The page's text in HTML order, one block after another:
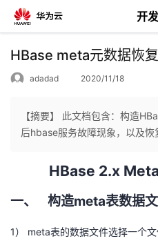
开
返
人
主
我
的
HBase meta元数据恢
adadad 2020/11/18
【摘要】 此文档包含：构造
后hbase服务故障现象，以及恢
HBase 2.x Meta
一、 构造meta表数据
1） meta表的数据文件选择一个